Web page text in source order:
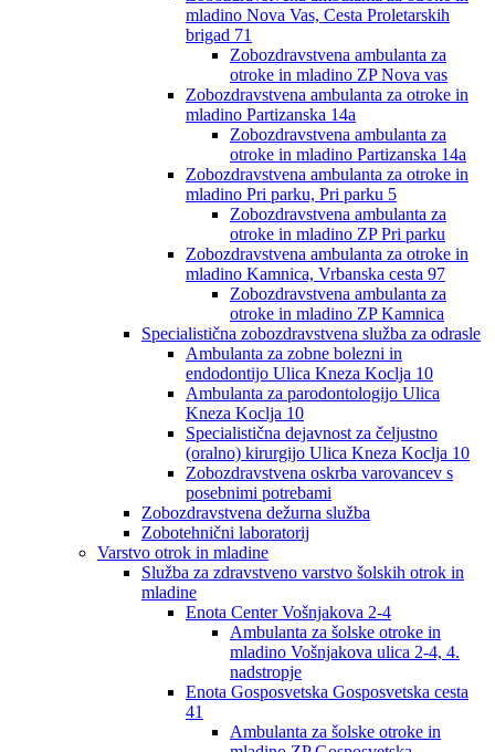
mladino Nova Vas, Cesta Proletarskih
brigad 71
Zobozdravstvena ambulanta za
otroke in mladino ZP Nova vas
Zobozdravstvena ambulanta za otroke in
mladino Partizanska 14a
Zobozdravstvena ambulanta za
otroke in mladino Partizanska 14a
Zobozdravstvena ambulanta za otroke in
mladino Pri parku, Pri parku 5
Zobozdravstvena ambulanta za
otroke in mladino ZP Pri parku
Zobozdravstvena ambulanta za otroke in
mladino Kamnica, Vrbanska cesta 97
Zobozdravstvena ambulanta za
otroke in mladino ZP Kamnica
Specialistična zobozdravstvena služba za odrasle
Ambulanta za zobne bolezni in
endodontijo Ulica Kneza Koclja 10
Ambulanta za parodontologijo Ulica
Kneza Koclja 10
Specialistična dejavnost za čeljustno
(oralno) kirurgijo Ulica Kneza Koclja 10
Zobozdravstvena oskrba varovancev s
posebnimi potrebami
Zobozdravstvena dežurna služba
Zobotehnični laboratorij
Varstvo otrok in mladine
Služba za zdravstveno varstvo šolskih otrok in
mladine
Enota Center Vošnjakova 2-4
Ambulanta za šolske otroke in
mladino Vošnjakova ulica 2-4, 4.
nadstropje
Enota Gosposvetska Gosposvetska cesta
41
Ambulanta za šolske otroke in